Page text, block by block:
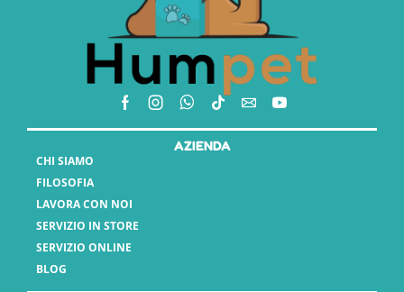
AZIENDA
CHI SIAMO
FILOSOFIA
LAVORA CON NOI
SERVIZIO IN STORE
SERVIZIO ONLINE
BLOG